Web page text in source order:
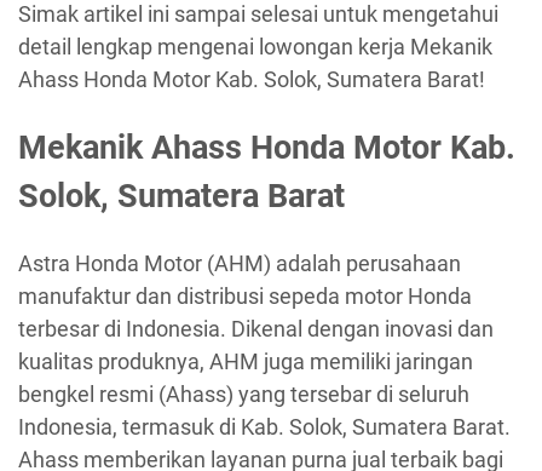
Simak artikel ini sampai selesai untuk mengetahui
detail lengkap mengenai lowongan kerja Mekanik
Ahass Honda Motor Kab. Solok, Sumatera Barat!
Mekanik Ahass Honda Motor Kab.
Solok, Sumatera Barat
Astra Honda Motor (AHM) adalah perusahaan
manufaktur dan distribusi sepeda motor Honda
terbesar di Indonesia. Dikenal dengan inovasi dan
kualitas produknya, AHM juga memiliki jaringan
bengkel resmi (Ahass) yang tersebar di seluruh
Indonesia, termasuk di Kab. Solok, Sumatera Barat.
Ahass memberikan layanan purna jual terbaik bagi